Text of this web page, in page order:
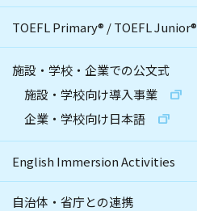
TOEFL Primary® /TOEFL Junior®
施設・学校・企業での公文式
施設・学校向け導入事業
企業・学校向け日本語
English Immersion Activities
自治体・省庁との連携